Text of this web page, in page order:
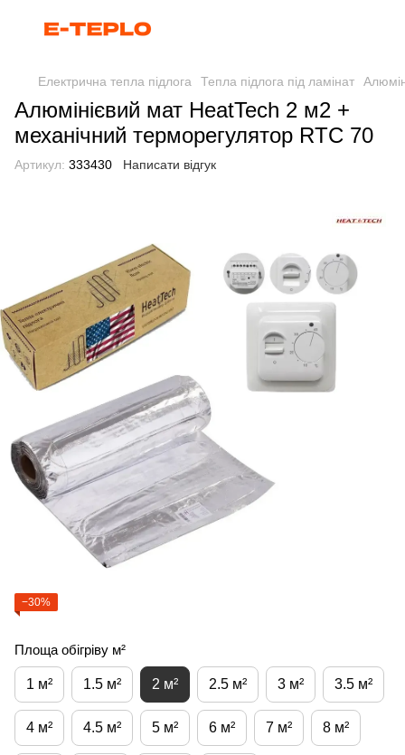
Електрична тепла підлога Тепла підлога під ламінат
Алюмінієвий мат HeatTech 2 м2 +
механічний терморегулятор RTC 70
Артикул: 333430 Написати відгук
−30%
Площа обігріву м²
1 м² 1.5 м² 2 м² 2.5 м² 3 м² 3.5 м²
4 м² 4.5 м² 5 м² 6 м² 7 м² 8 м²